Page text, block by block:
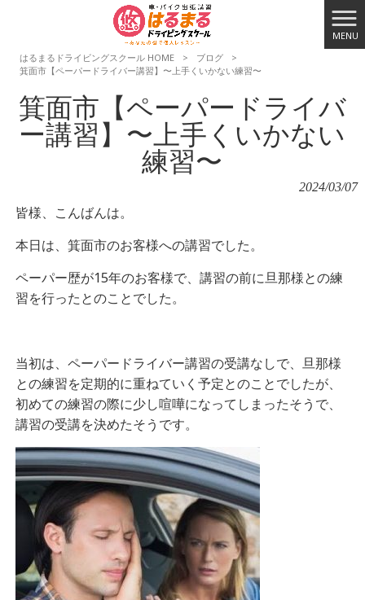
MENU
はるまるドライビングスクール HOME
> ブログ
>
箕面市【ペーパードライバー講習】〜上手くいかない練習〜
箕面市【ペーパードライバ
ー講習】〜上手くいかない
練習〜
2024/03/07
皆様、こんばんは。
本日は、箕面市のお客様への講習でした。
ペーパー歴が15年のお客様で、講習の前に旦那様との練
習を行ったとのことでした。
当初は、ペーパードライバー講習の受講なしで、旦那様
との練習を定期的に重ねていく予定とのことでしたが、
初めての練習の際に少し喧嘩になってしまったそうで、
講習の受講を決めたそうです。